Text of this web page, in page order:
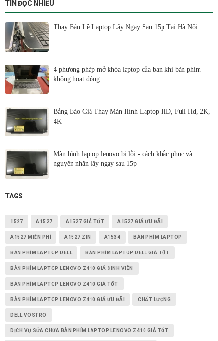
TIN ĐỌC NHIỀU
Thay Bản Lề Laptop Lấy Ngay Sau 15p Tại Hà Nội
4 phương pháp mở khóa laptop của bạn khi bàn phím
không hoạt động
Bảng Báo Giá Thay Màn Hình Laptop HD, Full Hd, 2K,
4K
Màn hình laptop lenovo bị lỗi - cách khắc phục và
nguyên nhân lấy ngay sau 15p
TAGS
1527 A1527 A1527 GIÁ TỐT A1527 GIÁ ƯU ĐÃI
A1527 MIỄN PHÍ A1527 ZIN A1534 BÀN PHÍM LAPTOP
BÀN PHÍM LAPTOP DELL BÀN PHÍM LAPTOP DELL GIÁ TỐT
BÀN PHÍM LAPTOP LENOVO Z410 GIÁ SINH VIÊN
BÀN PHÍM LAPTOP LENOVO Z410 GIÁ TỐT
BÀN PHÍM LAPTOP LENOVO Z410 GIÁ ƯU ĐÃI CHẤT LƯỢNG
DELL VOSTRO
DỊCH VỤ SỬA CHỮA BÀN PHÍM LAPTOP LENOVO Z410 GIÁ TỐT